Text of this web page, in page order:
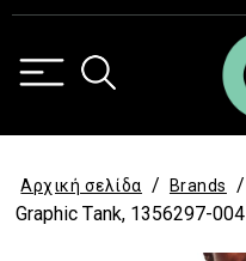
Αρχική σελίδα / Brands
/
Graphic Τank, 1356297-004